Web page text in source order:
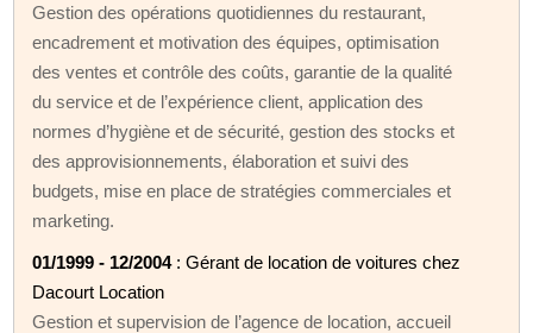
Gestion des opérations quotidiennes du restaurant,
encadrement et motivation des équipes, optimisation
des ventes et contrôle des coûts, garantie de la qualité
du service et de l’expérience client, application des
normes d’hygiène et de sécurité, gestion des stocks et
des approvisionnements, élaboration et suivi des
budgets, mise en place de stratégies commerciales et
marketing.
01/1999 - 12/2004: Gérant de location de voitures chez
Dacourt Location
Gestion et supervision de l’agence de location, accueil